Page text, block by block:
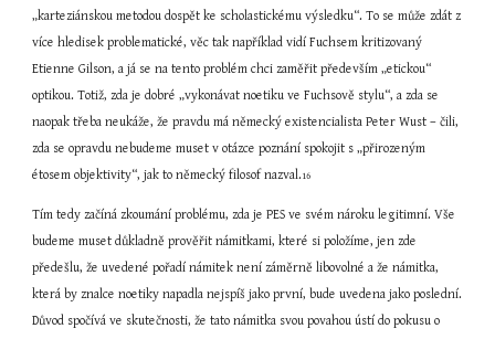
„karteziánskou metodou dospět ke scholastickému výsledku“. To se může zdát z
více hledisek problematické, věc tak například vidí Fuchsem kritizovaný
Etienne Gilson, a já se na tento problém chci zaměřit především „etickou“
optikou. Totiž, zda je dobré „vykonávat noetiku ve Fuchsově stylu“, a zda se
naopak třeba neukáže, že pravdu má německý existencialista Peter Wust – čili,
zda se opravdu nebudeme muset v otázce poznání spokojit s „přirozeným
étosem objektivity“, jak to německý filosof nazval.16
Tím tedy začíná zkoumání problému, zda je PES ve svém nároku legitimní. Vše
budeme muset důkladně prověřit námitkami, které si položíme, jen zde
předešlu, že uvedené pořadí námitek není záměrně libovolné a že námitka,
která by znalce noetiky napadla nejspíš jako první, bude uvedena jako poslední.
Důvod spočívá ve skutečnosti, že tato námitka svou povahou ústí do pokusu o